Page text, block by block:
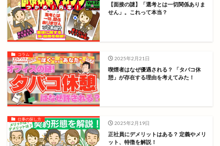
【面接の謎】「選考とは一切関係ありま
せん」。これって本当？
コラム
2025年2月21日
喫煙者はなぜ優遇される？ 「タバコ休
憩」が存在する理由を考えてみた！
仕事の探し方
2025年2月19日
正社員にデメリットはある？ 定義やメリ
ット、特徴を解説！